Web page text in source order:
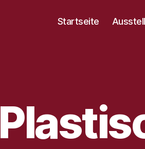
Startseite